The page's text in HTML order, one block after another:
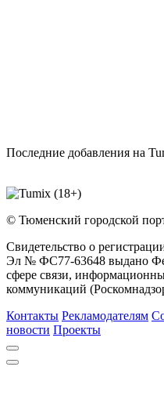
Последние добавления на
© Тюменский городской
Свидетельство о
Эл № ФС77-63648 выдано
сфере связи,
коммуникаций
Контакты Рекламодателям
новости Проекты